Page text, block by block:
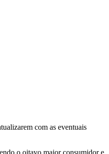
com as eventuais
o oitavo maior consumidor e